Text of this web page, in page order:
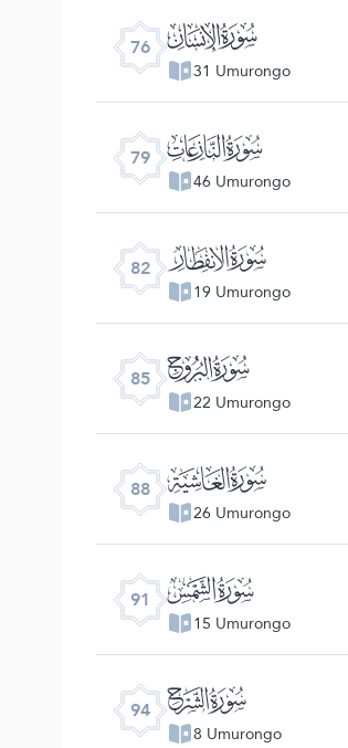
76 ﯹ
31 Umurongo
79 ﯼ
46 Umurongo
82 ﯿ
19 Umurongo
85 ﰂ
22 Umurongo
88 ﰅ
26 Umurongo
91 ﰈ
15 Umurongo
94 ﰋ
8 Umurongo